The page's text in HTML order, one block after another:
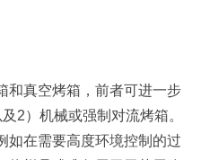
和真空烤箱，前者可进一步
2）机械或强制对流烤箱。
如在需要高度环境控制的过